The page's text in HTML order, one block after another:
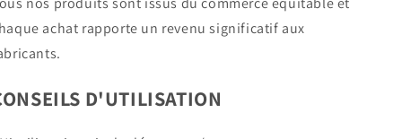
achat rapporte un revenu significatif aux
D'UTILISATION